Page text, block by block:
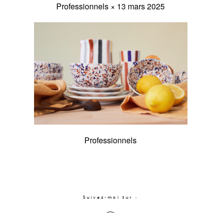
Professionnels × 13 mars 2025
Professionnels
Suivez-moi sur :
A Propos
Portfolio
Journal
Contact